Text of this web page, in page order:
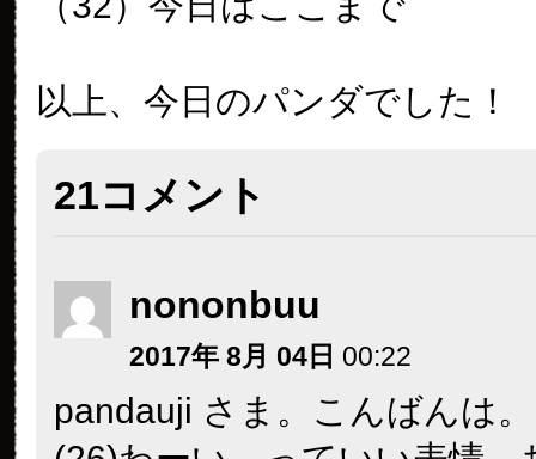
以上、今日のパンダでした！
21コメント
nononbuu
2017年 8月 04日 00:22
pandauji さま。こんばんは。